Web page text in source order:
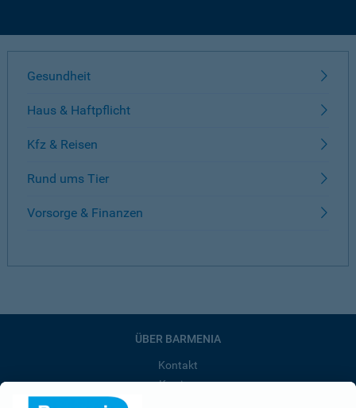
Gesundheit
Haus & Haftpflicht
Kfz & Reisen
Rund ums Tier
Vorsorge & Finanzen
ÜBER BARMENIA
Kontakt
Karriere